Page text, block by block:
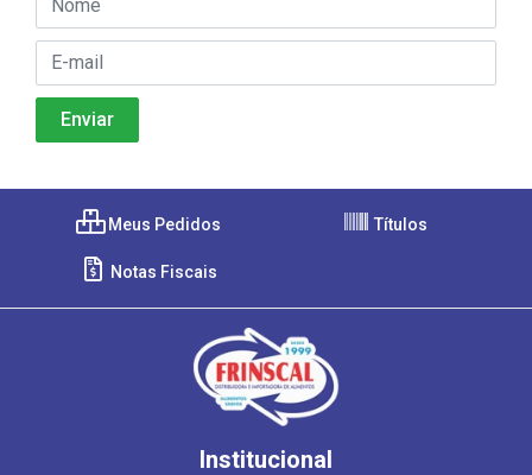
Meus Pedidos Títulos
Notas Fiscais
Institucional